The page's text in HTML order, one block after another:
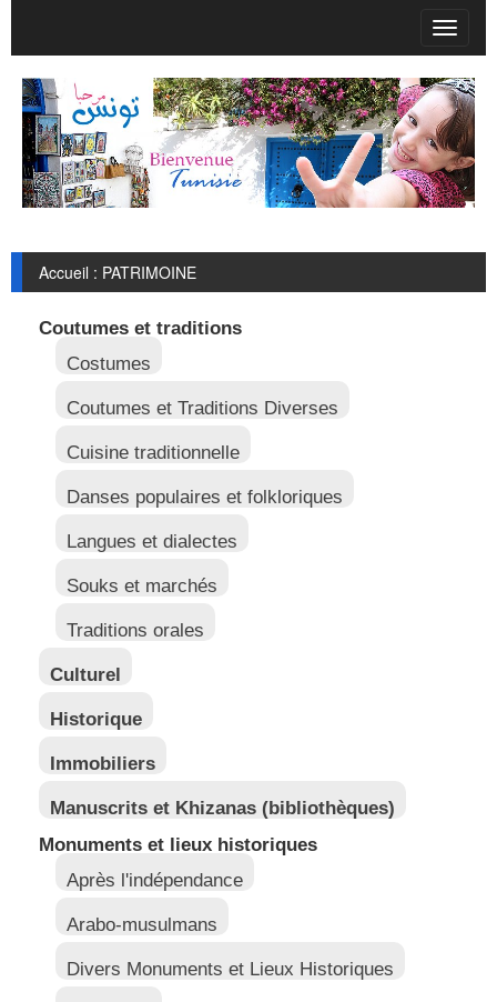
T
o
g
g
l
e
n
a
v
g
t
Accueil : PATRIMOINE
Coutumes et traditions
Costumes
Coutumes et Traditions Diverses
Cuisine traditionnelle
Danses populaires et folkloriques
Langues et dialectes
Souks et marchés
Traditions orales
Culturel
Historique
Immobiliers
Manuscrits et Khizanas (bibliothèques)
Monuments et lieux historiques
Après l'indépendance
Arabo-musulmans
Divers Monuments et Lieux Historiques